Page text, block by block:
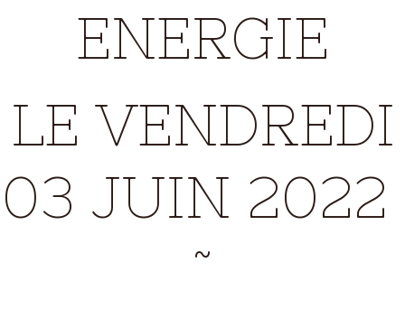
ENERGIE
LE VENDREDI
03 JUIN 2022
˜